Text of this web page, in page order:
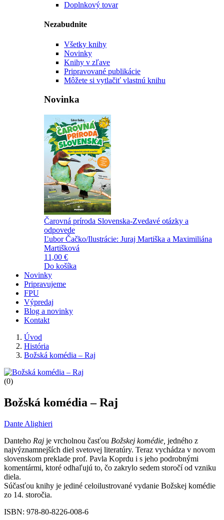
Doplnkový tovar
Nezabudnite
Všetky knihy
Novinky
Knihy v zľave
Pripravované publikácie
Môžete si vytlačiť vlastnú knihu
Novinka
Čarovná príroda Slovenska-Zvedavé otázky a
odpovede
Ľubor Čačko/Ilustrácie: Juraj Martiška a Maximiliána
Martišková
11,00 €
Do košíka
Novinky
Pripravujeme
FPU
Výpredaj
Blog a novinky
Kontakt
Úvod
História
Božská komédia – Raj
(0)
Božská komédia – Raj
Dante Alighieri
Danteho Raj je vrcholnou časťou Božskej komédie, jedného z
najvýznamnejších diel svetovej literatúry. Teraz vychádza v novom
slovenskom preklade prof. Pavla Koprdu i s jeho podrobnými
komentármi, ktoré odhaľujú to, čo zakrylo sedem storočí od vzniku
diela.
Súčasťou knihy je jediné celoilustrované vydanie Božskej komédie
zo 14. storočia.
ISBN: 978-80-8226-008-6